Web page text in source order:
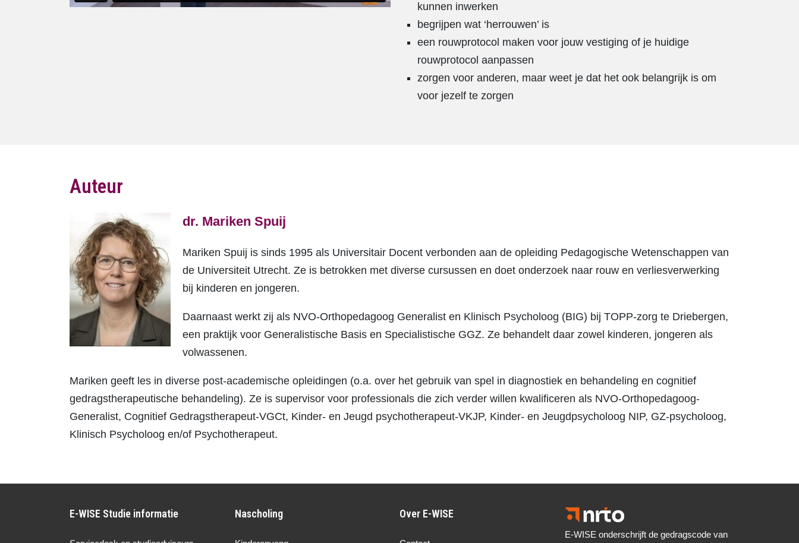
kunnen inwerken
begrijpen wat ‘herrouwen’ is
een rouwprotocol maken voor jouw vestiging of je huidige
rouwprotocol aanpassen
zorgen voor anderen, maar weet je dat het ook belangrijk is om
voor jezelf te zorgen
Auteur
dr. Mariken Spuij
Mariken Spuij is sinds 1995 als Universitair Docent verbonden aan de opleiding Pedagogische Wetenschappen van
de Universiteit Utrecht. Ze is betrokken met diverse cursussen en doet onderzoek naar rouw en verliesverwerking
bij kinderen en jongeren.
Daarnaast werkt zij als NVO-Orthopedagoog Generalist en Klinisch Psycholoog (BIG) bij TOPP-zorg te Driebergen,
een praktijk voor Generalistische Basis en Specialistische GGZ. Ze behandelt daar zowel kinderen, jongeren als
volwassenen.
Mariken geeft les in diverse post-academische opleidingen (o.a. over het gebruik van spel in diagnostiek en behandeling en cognitief
gedragstherapeutische behandeling). Ze is supervisor voor professionals die zich verder willen kwalificeren als NVO-Orthopedagoog-
Generalist, Cognitief Gedragstherapeut-VGCt, Kinder- en Jeugd psychotherapeut-VKJP, Kinder- en Jeugdpsycholoog NIP, GZ-psycholoog,
Klinisch Psycholoog en/of Psychotherapeut.
E-WISE Studie informatie Nascholing Over E-WISE
E-WISE onderschrijft de gedragscode van